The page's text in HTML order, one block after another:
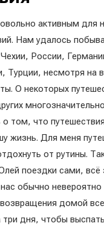
активным для
Нам удалось
России,
Турции, несмотря на
О некоторых
том, что
жизнь. Для меня
от рутины.
поездки сами, всё
обычно
домой
три дня, чтобы